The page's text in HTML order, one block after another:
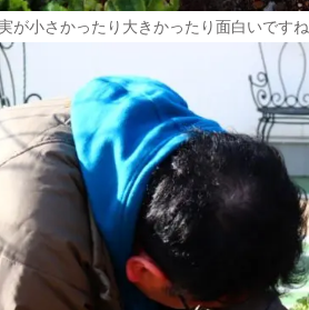
が小さかったり大きかったり面白いですね